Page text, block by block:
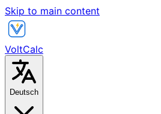
Skip to main content
VoltCalc
Deutsch